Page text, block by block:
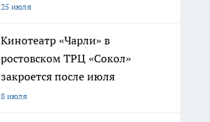
25 июля
Кинотеатр «Чарли» в
ростовском ТРЦ «Сокол»
закроется после июля
8 июля